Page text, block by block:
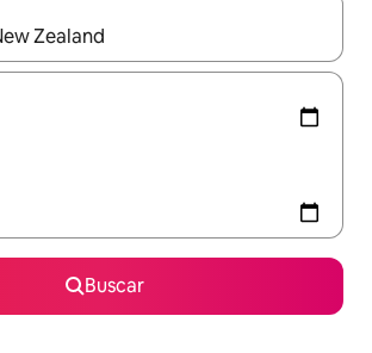
estiverem disponíveis, explore-os
Buscar